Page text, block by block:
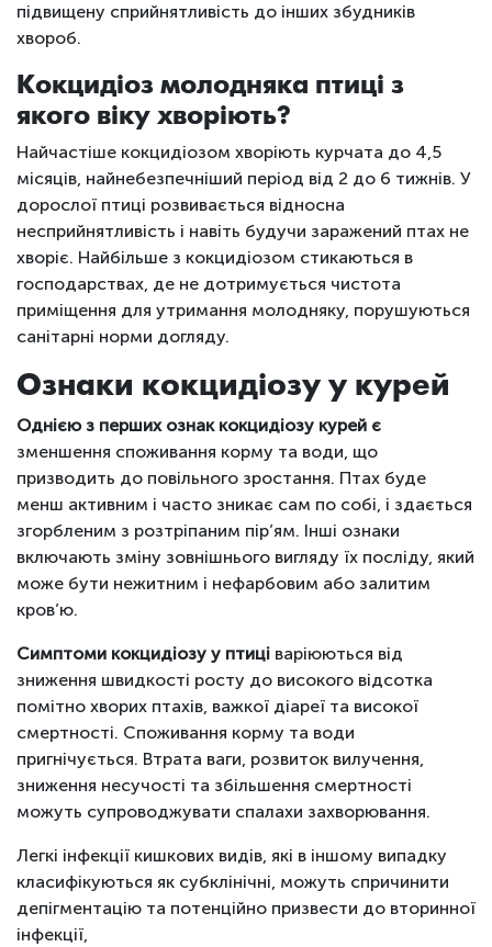
підвищену сприйнятливість до інших збудників
хвороб.
Кокцидіоз молодняка птиці з
якого віку хворіють?
Найчастіше кокцидіозом хворіють курчата до 4,5
місяців, найнебезпечніший період від 2 до 6 тижнів. У
дорослої птиці розвивається відносна
несприйнятливість і навіть будучи заражений птах не
хворіє. Найбільше з кокцидіозом стикаються в
господарствах, де не дотримується чистота
приміщення для утримання молодняку, порушуються
санітарні норми догляду.
Ознаки кокцидіозу у курей
Однією з перших ознак кокцидіозу курей є
зменшення споживання корму та води, що
призводить до повільного зростання. Птах буде
менш активним і часто зникає сам по собі, і здається
згорбленим з розтріпаним пір’ям. Інші ознаки
включають зміну зовнішнього вигляду їх посліду, який
може бути нежитним і нефарбовим або залитим
кров’ю.
Симптоми кокцидіозу у птиці варіюються від
зниження швидкості росту до високого відсотка
помітно хворих птахів, важкої діареї та високої
смертності. Споживання корму та води
пригнічується. Втрата ваги, розвиток вилучення,
зниження несучості та збільшення смертності
можуть супроводжувати спалахи захворювання.
Легкі інфекції кишкових видів, які в іншому випадку
класифікуються як субклінічні, можуть спричинити
депігментацію та потенційно призвести до вторинної
інфекції,